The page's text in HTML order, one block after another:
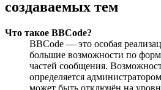
создаваемых тем
Что такое BBCode?
BBCode — это особая
большие возможности по
частей сообщения.
определяется
может быть отключён на